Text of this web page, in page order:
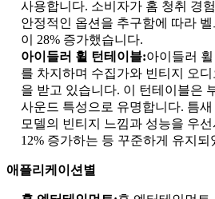
사용합니다. 소비자가 홈 청취 경
안정적인 옵션을 추구함에 따라
이 28% 증가했습니다.
아이들러 휠 턴테이블:아이들러
를 차지하며 수집가와 빈티지 오
을 받고 있습니다. 이 턴테이블은
사운드 특성으로 유명합니다. 틈
모델의 빈티지 느낌과 성능을 우
12% 증가하는 등 꾸준하게 유지되
애플리케이션별